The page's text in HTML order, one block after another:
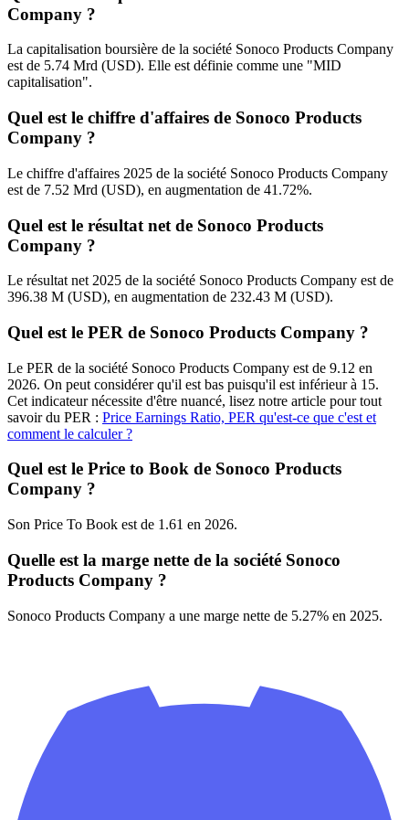
Company ?
La capitalisation boursière de la société Sonoco Products Company
est de 5.74 Mrd (USD). Elle est définie comme une "MID
capitalisation".
Quel est le chiffre d'affaires de Sonoco Products
Company ?
Le chiffre d'affaires 2025 de la société Sonoco Products Company
est de 7.52 Mrd (USD), en augmentation de 41.72%.
Quel est le résultat net de Sonoco Products
Company ?
Le résultat net 2025 de la société Sonoco Products Company est de
396.38 M (USD), en augmentation de 232.43 M (USD).
Quel est le PER de Sonoco Products Company ?
Le PER de la société Sonoco Products Company est de 9.12 en
2026. On peut considérer qu'il est bas puisqu'il est inférieur à 15.
Cet indicateur nécessite d'être nuancé, lisez notre article pour tout
savoir du PER : Price Earnings Ratio, PER qu'est-ce que c'est et
comment le calculer ?
Quel est le Price to Book de Sonoco Products
Company ?
Son Price To Book est de 1.61 en 2026.
Quelle est la marge nette de la société Sonoco
Products Company ?
Sonoco Products Company a une marge nette de 5.27% en 2025.